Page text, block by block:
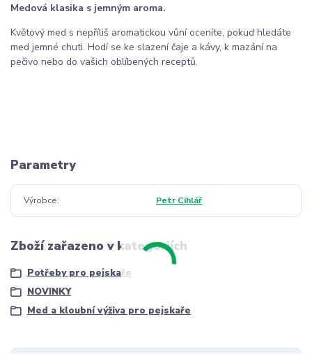
Medová klasika s jemným aroma.
Květový med s nepříliš aromatickou vůní oceníte, pokud hledáte
med jemné chuti. Hodí se ke slazení čaje a kávy, k mazání na
pečivo nebo do vašich oblíbených receptů.
Parametry
Výrobce Petr Cihlář
Zboží zařazeno v kategoriích
Potřeby pro pejskaře
NOVINKY
Med a kloubní výživa pro pejskaře